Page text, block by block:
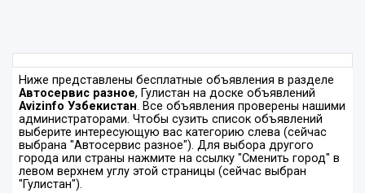
Ниже представлены бесплатные объявления в разделе
Автосервис разное, Гулистан на доске объявлений
Avizinfo Узбекистан. Все объявления проверены нашими
администраторами. Чтобы сузить список объявлений
выберите интересующую вас категорию слева (сейчас
выбрана "Автосервис разное"). Для выбора другого
города или страны нажмите на ссылку "Сменить город" в
левом верхнем углу этой страницы (сейчас выбран
"Гулистан").